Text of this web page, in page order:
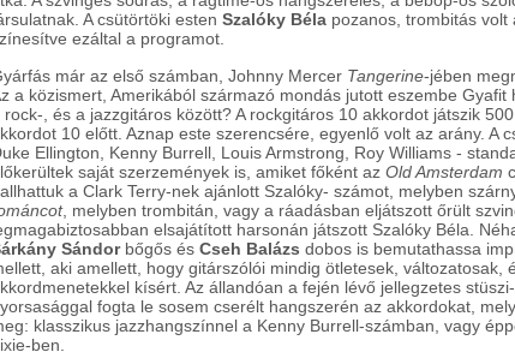
A csütörtöki esten Szalóky Béla pozanos, trombitás
ezáltal a programot.
már az első számban, Johnny Mercer Tangerine-jében
a közismert, Amerikából származó mondás jutott eszembe
rock-, és a jazzgitáros között? A rockgitáros 10 akkordot játszik
10 előtt. Aznap este szerencsére, egyenlő volt az arány. A
Ellington, Kenny Burrell, Louis Armstrong, Roy Williams -
saját szerzemények is, amiket főként az Old Amsterdam
a Clark Terry-nek ajánlott Szalóky- számot, melyben
, melyben trombitán, vagy a ráadásban eljátszott őrült
elsajátított harsonán játszott Szalóky Béla.
Sándorbőgős és Cseh Balázs dobos is bemutathassa
aki amellett, hogy gitárszólói mindig ötletesek, változatosak,
kísért. Az állandóan a fején lévő jellegzetes
fogta le sosem cserélt hangszerén az akkordokat,
klasszikus jazzhangszínnel a Kenny Burrell-számban, vagy
ben.